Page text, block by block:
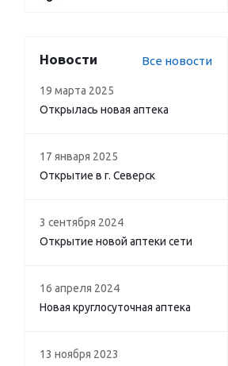
Новости Все новости
19 марта 2025
Открылась новая аптека
17 января 2025
Открытие в г. Северск
3 сентября 2024
Открытие новой аптеки сети
16 апреля 2024
Новая круглосуточная аптека
13 ноября 2023